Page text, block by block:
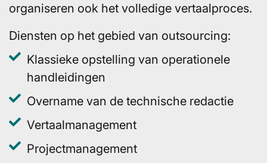
organiseren ook het volledige vertaalproces.
Diensten op het gebied van outsourcing:
Klassieke opstelling van operationele
handleidingen
Overname van de technische redactie
Vertaalmanagement
Projectmanagement